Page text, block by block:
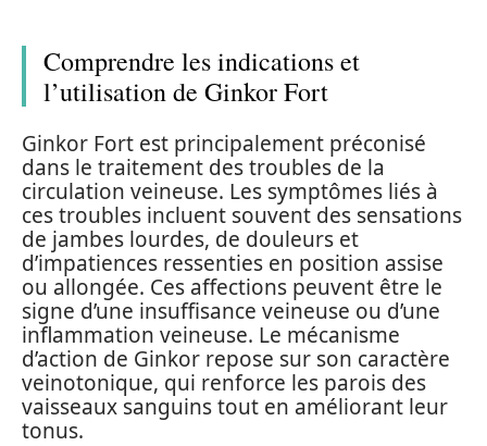
Comprendre les indications et
l’utilisation de Ginkor Fort
Ginkor Fort est principalement préconisé
dans le traitement des troubles de la
circulation veineuse. Les symptômes liés à
ces troubles incluent souvent des sensations
de jambes lourdes, de douleurs et
d’impatiences ressenties en position assise
ou allongée. Ces affections peuvent être le
signe d’une insuffisance veineuse ou d’une
inflammation veineuse. Le mécanisme
d’action de Ginkor repose sur son caractère
veinotonique, qui renforce les parois des
vaisseaux sanguins tout en améliorant leur
tonus.